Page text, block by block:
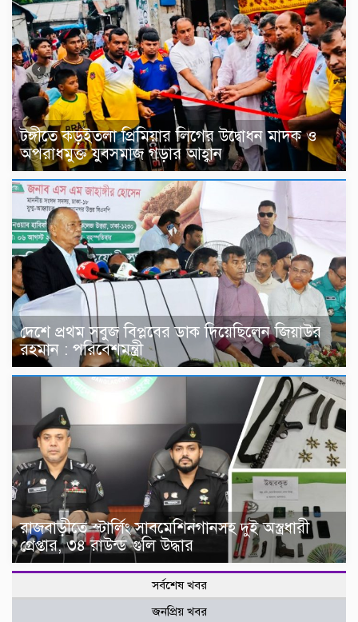
টঙ্গীতে কড়ইতলা প্রিমিয়ার লিগের উদ্বোধন মাদক ও
অপরাধমুক্ত যুবসমাজ গড়ার আহ্বান
দেশে প্রথম সবুজ বিপ্লবের ডাক দিয়েছিলেন জিয়াউর
রহমান : পরিবেশমন্ত্রী
রাজবাড়ীতে স্টার্লিং সাবমেশিনগানসহ দুই অস্ত্রধারী
গ্রেপ্তার, ৩৪ রাউন্ড গুলি উদ্ধার
সর্বশেষ খবর
জনপ্রিয় খবর